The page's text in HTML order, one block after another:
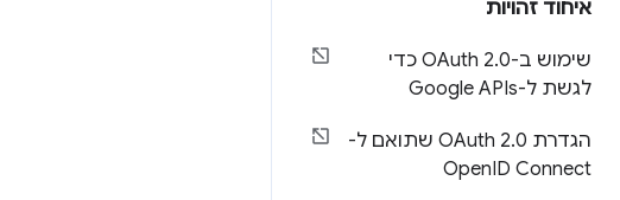
איחוד זהויות
שימוש ב-OAuth 2 .
0 כדי
לגשת ל-Google APIs
הגדרת OAuth 2 .
0 שתואם ל-
OpenID Connect